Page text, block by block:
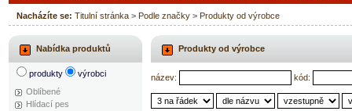
Nacházíte se: Titulní stránka > Podle značky > Produkty od výrobce
Produkty od výrobce
název: kód:
Nabídka produktů
produkty
výrobci
Oblíbené
Hlídací pes